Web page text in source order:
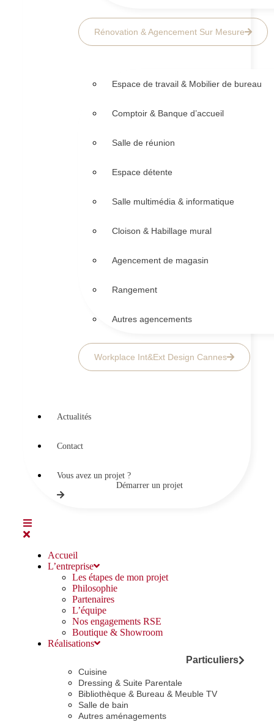
Rénovation & Agencement Sur Mesure
Espace de travail & Mobilier de bureau
Comptoir & Banque d’accueil
Salle de réunion
Espace détente
Salle multimédia & informatique
Cloison & Habillage mural
Agencement de magasin
Rangement
Autres agencements
Workplace Int&Ext Design Cannes
Actualités
Contact
Vous avez un projet ?
Démarrer un projet
Accueil
L’entreprise
Les étapes de mon projet
Philosophie
Partenaires
L’équipe
Nos engagements RSE
Boutique & Showroom
Réalisations
Particuliers
Cuisine
Dressing & Suite Parentale
Bibliothèque & Bureau & Meuble TV
Salle de bain
Autres aménagements